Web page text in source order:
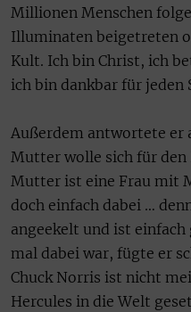
Millionen Menschen
Illuminaten beigetreten
Kult. Ich bin Christ, ich
ich bin dankbar für
Außerdem antwortete er
Mutter wolle sich für den
Mutter ist eine Frau mit
doch einfach dabei …
angeekelt und ist
mal dabei war, fügte er
Chuck Norris ist nicht
Hercules in die Welt